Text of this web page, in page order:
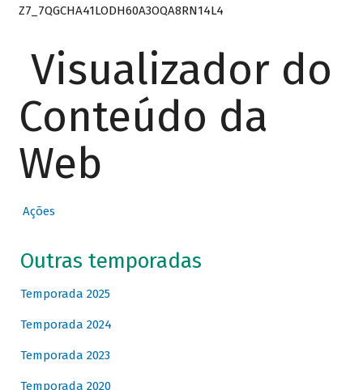
Z7_7QGCHA41LODH60A3OQA8RN14L4
Visualizador do
Conteúdo da
Web
Ações
Outras temporadas
Temporada 2025
Temporada 2024
Temporada 2023
Temporada 2020